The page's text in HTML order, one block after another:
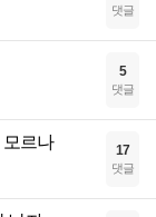
댓글
5
댓글
르나 17
댓글